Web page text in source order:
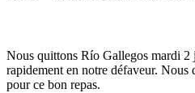
Nous quittons Río Gallegos mardi 2
rapidement en notre défaveur.
pour ce bon repas.